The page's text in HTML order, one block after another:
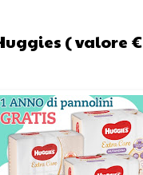
( valore €